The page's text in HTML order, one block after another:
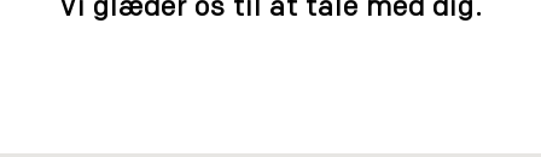
Vi glæder os til at tale med dig.